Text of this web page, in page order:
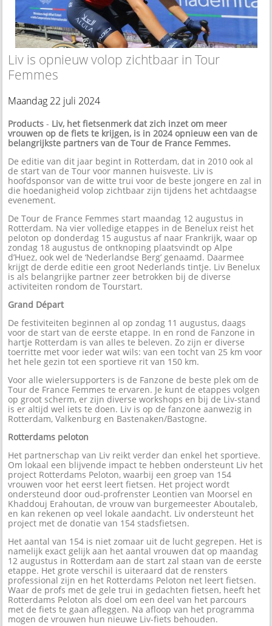
Liv is opnieuw volop zichtbaar in Tour
Femmes
Maandag 22 juli 2024
Products - Liv, het fietsenmerk dat zich inzet om meer
vrouwen op de fiets te krijgen, is in 2024 opnieuw een van de
belangrijkste partners van de Tour de France Femmes.
De editie van dit jaar begint in Rotterdam, dat in 2010 ook al
de start van de Tour voor mannen huisveste. Liv is
hoofdsponsor van de witte trui voor de beste jongere en zal in
die hoedanigheid volop zichtbaar zijn tijdens het achtdaagse
evenement.
De Tour de France Femmes start maandag 12 augustus in
Rotterdam. Na vier volledige etappes in de Benelux reist het
peloton op donderdag 15 augustus af naar Frankrijk, waar op
zondag 18 augustus de ontknoping plaatsvindt op Alpe
d’Huez, ook wel de ‘Nederlandse Berg’ genaamd. Daarmee
krijgt de derde editie een groot Nederlands tintje. Liv Benelux
is als belangrijke partner zeer betrokken bij de diverse
activiteiten rondom de Tourstart.
Grand Départ
De festiviteiten beginnen al op zondag 11 augustus, daags
voor de start van de eerste etappe. In en rond de Fanzone in
hartje Rotterdam is van alles te beleven. Zo zijn er diverse
toerritte met voor ieder wat wils: van een tocht van 25 km voor
het hele gezin tot een sportieve rit van 150 km.
Voor alle wielersupporters is de Fanzone de beste plek om de
Tour de France Femmes te ervaren. Je kunt de etappes volgen
op groot scherm, er zijn diverse workshops en bij de Liv-stand
is er altijd wel iets te doen. Liv is op de fanzone aanwezig in
Rotterdam, Valkenburg en Bastenaken/Bastogne.
Rotterdams peloton
Het partnerschap van Liv reikt verder dan enkel het sportieve.
Om lokaal een blijvende impact te hebben ondersteunt Liv het
project Rotterdams Peloton, waarbij een groep van 154
vrouwen voor het eerst leert fietsen. Het project wordt
ondersteund door oud-profrenster Leontien van Moorsel en
Khaddouj Erahoutan, de vrouw van burgemeester Aboutaleb,
en kan rekenen op veel lokale aandacht. Liv ondersteunt het
project met de donatie van 154 stadsfietsen.
Het aantal van 154 is niet zomaar uit de lucht gegrepen. Het is
namelijk exact gelijk aan het aantal vrouwen dat op maandag
12 augustus in Rotterdam aan de start zal staan van de eerste
etappe. Het grote verschil is uiteraard dat de rensters
professional zijn en het Rotterdams Peloton net leert fietsen.
Waar de profs met de gele trui in gedachten fietsen, heeft het
Rotterdams Peloton als doel om een deel van het parcours
met de fiets te gaan afleggen. Na afloop van het programma
mogen de vrouwen hun nieuwe Liv-fiets behouden.